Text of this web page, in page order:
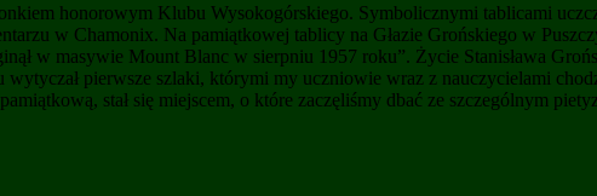
honorowym Klubu Wysokogórskiego. Symbolicznymi tablicami
w Chamonix. Na pamiątkowej tablicy na Głazie Grońskiego w
w masywie Mount Blanc w sierpniu 1957 roku”. Życie Stanisława
wytyczał pierwsze szlaki, którymi my uczniowie wraz z nauczycielami
stał się miejscem, o które zaczęliśmy dbać ze szczególnym